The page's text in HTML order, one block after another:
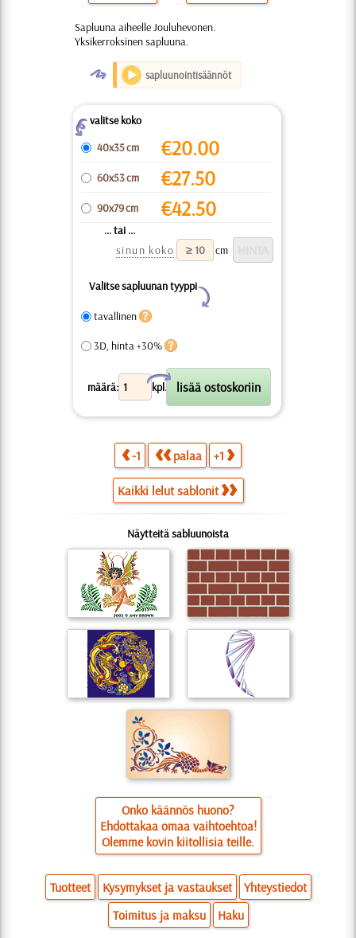
Sapluuna aiheelle Jouluhevonen.
Yksikerroksinen sapluuna.
O sapluunointisäännöt
Zvalitse koko
40x35 cm
€20.00
60x53 cm €27.50
90x79 cm €42.50
... tai ...
sinun koko
cm
Valitse sapluunan tyyppi
Y
tavallinen
3D, hinta +30%
määrä: kpl.
X
-1 palaa +1
Kaikki lelut sablonit
Näytteitä sabluunoista
Onko käännös huono?
Ehdottakaa omaa vaihtoehtoa!
Olemme kovin kiitollisia teille.
Tuotteet Kysymykset ja vastaukset
Yhteystiedot
Toimitus ja maksu
Haku